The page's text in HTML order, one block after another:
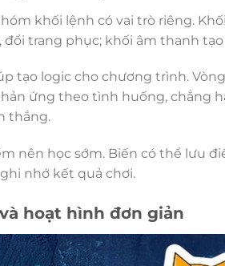
khối lệnh có vai trò riêng.
trang phục; khối âm thanh
tạo logic cho chương trình.
ứng theo tình huống, chẳng
thắng.
nên học sớm. Biến có thể lưu
nhớ kết quả chơi.
hoạt hình đơn giản